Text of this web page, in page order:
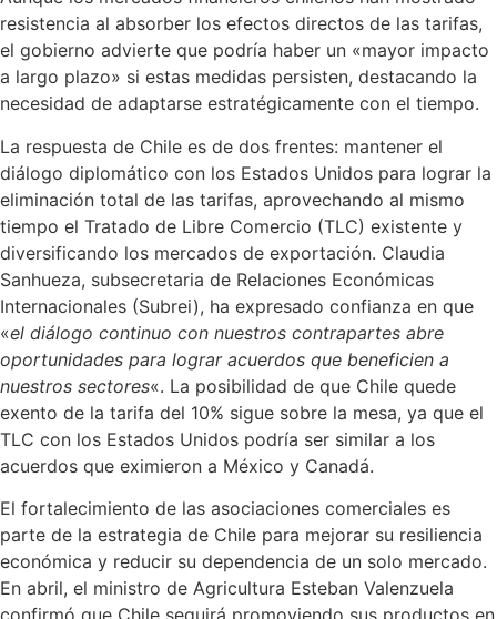
resistencia al absorber los efectos directos de las tarifas,
el gobierno advierte que podría haber un «mayor impacto
a largo plazo» si estas medidas persisten, destacando la
necesidad de adaptarse estratégicamente con el tiempo.
La respuesta de Chile es de dos frentes: mantener el
diálogo diplomático con los Estados Unidos para lograr la
eliminación total de las tarifas, aprovechando al mismo
tiempo el Tratado de Libre Comercio (TLC) existente y
diversificando los mercados de exportación. Claudia
Sanhueza, subsecretaria de Relaciones Económicas
Internacionales (Subrei), ha expresado confianza en que
«el diálogo continuo con nuestros contrapartes abre
oportunidades para lograr acuerdos que beneficien a
nuestros sectores«. La posibilidad de que Chile quede
exento de la tarifa del 10% sigue sobre la mesa, ya que el
TLC con los Estados Unidos podría ser similar a los
acuerdos que eximieron a México y Canadá.
El fortalecimiento de las asociaciones comerciales es
parte de la estrategia de Chile para mejorar su resiliencia
económica y reducir su dependencia de un solo mercado.
En abril, el ministro de Agricultura Esteban Valenzuela